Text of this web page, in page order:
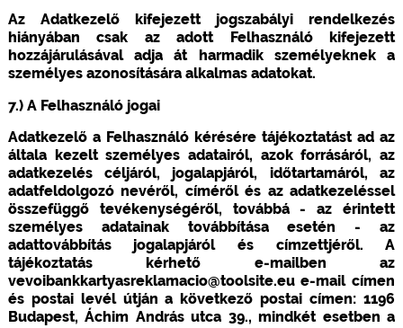
Az Adatkezelő kifejezett jogszabályi rendelkezés
hiányában csak az adott Felhasználó kifejezett
hozzájárulásával adja át harmadik személyeknek a
személyes azonosítására alkalmas adatokat.
7.) A Felhasználó jogai
Adatkezelő a Felhasználó kérésére tájékoztatást ad az
általa kezelt személyes adatairól, azok forrásáról, az
adatkezelés céljáról, jogalapjáról, időtartamáról, az
adatfeldolgozó nevéről, címéről és az adatkezeléssel
összefüggő tevékenységéről, továbbá - az érintett
személyes adatainak továbbítása esetén - az
adattovábbítás jogalapjáról és címzettjéről. A
tájékoztatás kérhető e-mailben az
vevoibankkartyasreklamacio@toolsite.eu e-mail címen
és postai levél útján a következő postai címen: 1196
Budapest, Áchim András utca 39., mindkét esetben a